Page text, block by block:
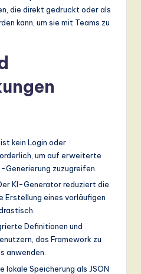
die direkt gedruckt oder als
kann, um sie mit Teams zu
kein Login oder
um auf erweiterte
Generierung zuzugreifen.
KI-Generator reduziert die
eines vorläufigen
Definitionen und
das Framework zu
anwenden.
lokale Speicherung als JSON